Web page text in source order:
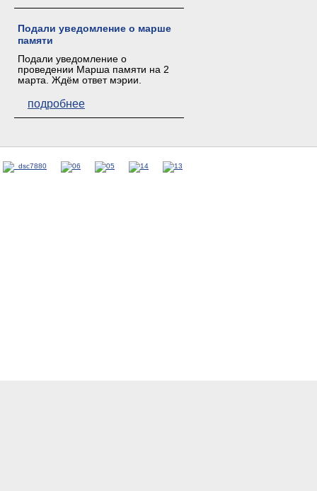
Подали уведомление о марше
памяти
Подали уведомление о
проведении Марша памяти на 2
марта. Ждём ответ мэрии.
подробнее